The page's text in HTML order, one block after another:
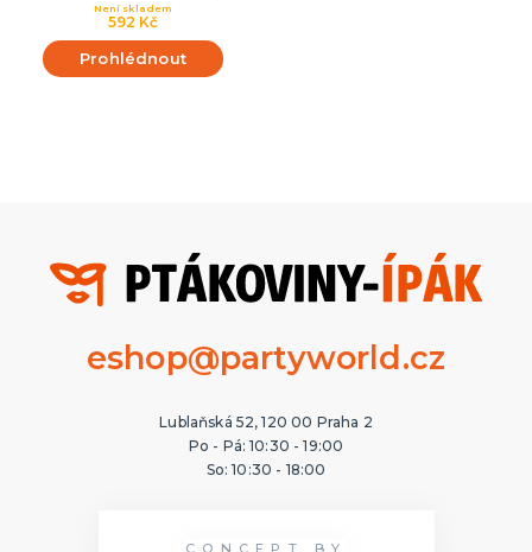
592 Kč
Není skladem
Prohlédnout
eshop@partyworld.cz
Lublaňská 52, 120 00 Praha 2
Po - Pá: 10:30 - 19:00
So: 10:30 - 18:00